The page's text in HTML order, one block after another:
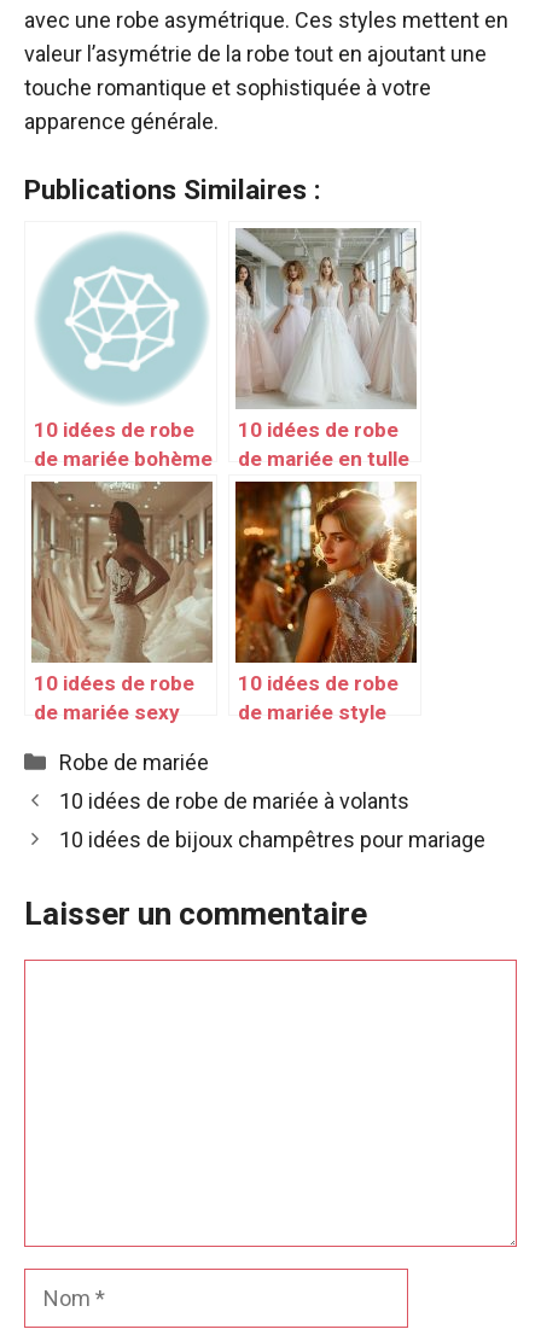
avec une robe asymétrique. Ces styles mettent en
valeur l’asymétrie de la robe tout en ajoutant une
touche romantique et sophistiquée à votre
apparence générale.
Publications Similaires :
10 idées de robe
de mariée bohème
10 idées de robe
de mariée en tulle
10 idées de robe
de mariée sexy
10 idées de robe
de mariée style
Catégories
Robe de mariée
10 idées de robe de mariée à volants
10 idées de bijoux champêtres pour mariage
Laisser un commentaire